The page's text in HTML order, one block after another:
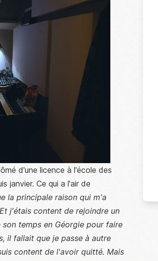
d'une licence à l'école des
janvier. Ce qui a l'air de
la principale raison qui m'a
j'étais content de rejoindre un
temps en Géorgie pour faire
il fallait que je passe à autre
content de l'avoir quitté. Mais